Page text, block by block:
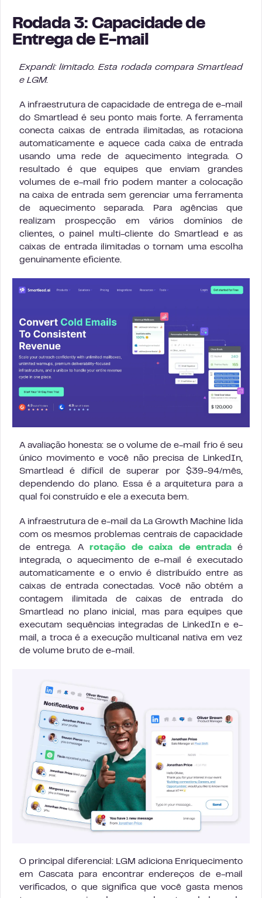
Rodada 3: Capacidade de
Entrega de E-mail
Expandi: limitado. Esta rodada compara Smartlead
e LGM.
A infraestrutura de capacidade de entrega de e-mail
do Smartlead é seu ponto mais forte. A ferramenta
conecta caixas de entrada ilimitadas, as rotaciona
automaticamente e aquece cada caixa de entrada
usando uma rede de aquecimento integrada. O
resultado é que equipes que enviam grandes
volumes de e-mail frio podem manter a colocação
na caixa de entrada sem gerenciar uma ferramenta
de aquecimento separada. Para agências que
realizam prospecção em vários domínios de
clientes, o painel multi-cliente do Smartlead e as
caixas de entrada ilimitadas o tornam uma escolha
genuinamente eficiente.
A avaliação honesta: se o volume de e-mail frio é seu
único movimento e você não precisa de LinkedIn,
Smartlead é difícil de superar por $39-94/mês,
dependendo do plano. Essa é a arquitetura para a
qual foi construído e ele a executa bem.
A infraestrutura de e-mail da La Growth Machine lida
com os mesmos problemas centrais de capacidade
de entrega. A rotação de caixa de entradaé
integrada, o aquecimento de e-mail é executado
automaticamente e o envio é distribuído entre as
caixas de entrada conectadas. Você não obtém a
contagem ilimitada de caixas de entrada do
Smartlead no plano inicial, mas para equipes que
executam sequências integradas de LinkedIn e e-
mail, a troca é a execução multicanal nativa em vez
de volume bruto de e-mail.
O principal diferencial: LGM adiciona Enriquecimento
em Cascata para encontrar endereços de e-mail
verificados, o que significa que você gasta menos